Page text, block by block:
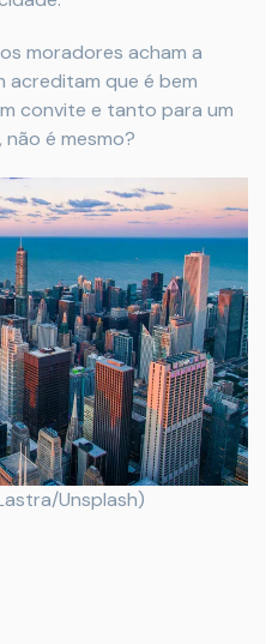
moradores acham a
acreditam que é bem
convite e tanto para um
é mesmo?
Unsplash)